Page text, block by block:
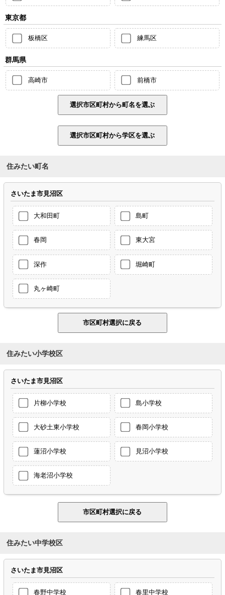
東京都
板橋区 練馬区
群馬県
高崎市 前橋市
住みたい町名
さいたま市見沼区
大和田町 島町
春岡 東大宮
深作 堀崎町
丸ヶ崎町
住みたい小学校区
さいたま市見沼区
片柳小学校 島小学校
大砂土東小学校 春岡小学校
蓮沼小学校 見沼小学校
海老沼小学校
住みたい中学校区
さいたま市見沼区
春野中学校 春里中学校